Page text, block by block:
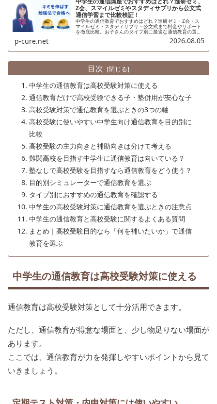
Z会、スマイルゼミやスタディサプリから公文式
通信学習まで比較検証！
中学生の通信教育でおすすめはどれ？進研ゼミ・Z会・ス
マイルゼミ・スタディサプリ・公文式まで料金やサポート
を徹底比較。お子さんのタイプ別に最適な通信教育の選び
方をわかりやすく解説します。
p-cure.net 2026.08.05
目次
中学生の通信教育は高校受験対策に使える
通信教育だけで高校受験できる子・塾併用が安心な子
高校受験対策で通信教育を選ぶときの3つの軸
高校受験に使いやすい中学生向け通信教育を目的別に
比較
高校受験の主力向きと補助向きは分けて考える
難関高校を目指す中学生に通信教育は向いている？
塾なしで高校受験を目指すなら通信教育をどう使う？
目的別シミュレーターで通信教育を選ぶ
タイプ別におすすめの通信教育を確認する
中学生の高校受験対策に通信教育を選ぶときの注意点
中学生の通信教育と高校受験に関するよくある質問
まとめ｜高校受験目的なら「何を補いたいか」で通信
教育を選ぶ
中学生の通信教育は高校受験対策に使える
通信教育は高校受験対策として十分活用できます。
ただし、通信教育が得意な場面と、少し物足りない場面が
あります。
ここでは、通信教育が力を発揮しやすいポイントから見て
いきましょう。